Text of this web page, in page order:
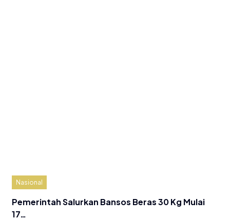
Nasional
Pemerintah Salurkan Bansos Beras 30 Kg Mulai
17…